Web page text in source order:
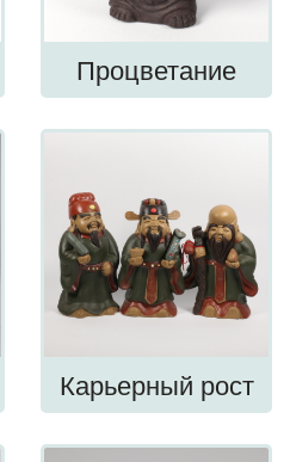
Процветание
Карьерный рост